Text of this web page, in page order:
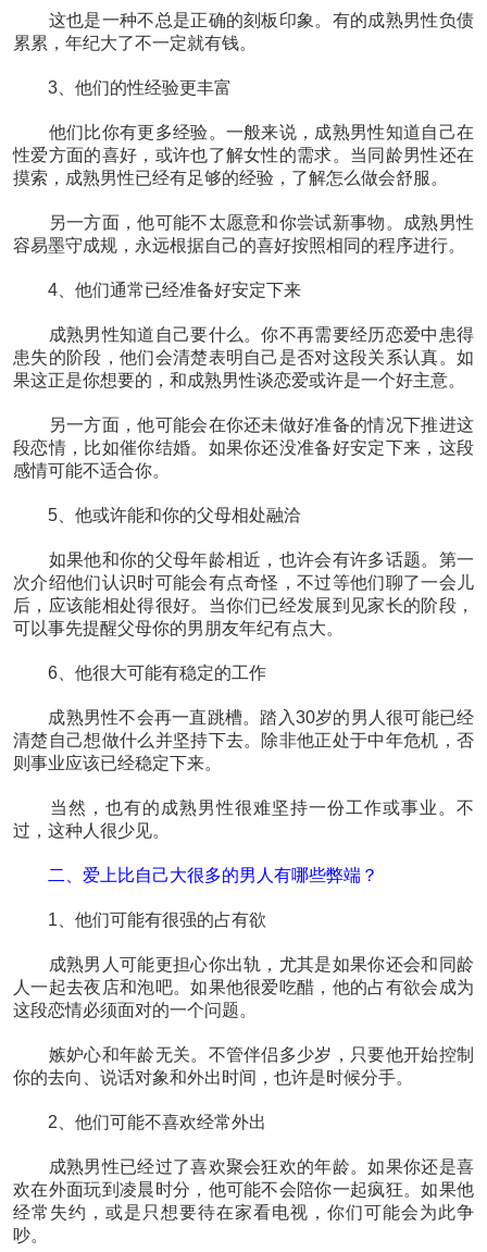
这也是一种不总是正确的刻板印象。有的成熟男性负债
累累，年纪大了不一定就有钱。
3、他们的性经验更丰富
他们比你有更多经验。一般来说，成熟男性知道自己在
性爱方面的喜好，或许也了解女性的需求。当同龄男性还在
摸索，成熟男性已经有足够的经验，了解怎么做会舒服。
另一方面，他可能不太愿意和你尝试新事物。成熟男性
容易墨守成规，永远根据自己的喜好按照相同的程序进行。
4、他们通常已经准备好安定下来
成熟男性知道自己要什么。你不再需要经历恋爱中患得
患失的阶段，他们会清楚表明自己是否对这段关系认真。如
果这正是你想要的，和成熟男性谈恋爱或许是一个好主意。
另一方面，他可能会在你还未做好准备的情况下推进这
段恋情，比如催你结婚。如果你还没准备好安定下来，这段
感情可能不适合你。
5、他或许能和你的父母相处融洽
如果他和你的父母年龄相近，也许会有许多话题。第一
次介绍他们认识时可能会有点奇怪，不过等他们聊了一会儿
后，应该能相处得很好。当你们已经发展到见家长的阶段，
可以事先提醒父母你的男朋友年纪有点大。
6、他很大可能有稳定的工作
成熟男性不会再一直跳槽。踏入30岁的男人很可能已经
清楚自己想做什么并坚持下去。除非他正处于中年危机，否
则事业应该已经稳定下来。
当然，也有的成熟男性很难坚持一份工作或事业。不
过，这种人很少见。
二、爱上比自己大很多的男人有哪些弊端？
1、他们可能有很强的占有欲
成熟男人可能更担心你出轨，尤其是如果你还会和同龄
人一起去夜店和泡吧。如果他很爱吃醋，他的占有欲会成为
这段恋情必须面对的一个问题。
嫉妒心和年龄无关。不管伴侣多少岁，只要他开始控制
你的去向、说话对象和外出时间，也许是时候分手。
2、他们可能不喜欢经常外出
成熟男性已经过了喜欢聚会狂欢的年龄。如果你还是喜
欢在外面玩到凌晨时分，他可能不会陪你一起疯狂。如果他
经常失约，或是只想要待在家看电视，你们可能会为此争
吵。